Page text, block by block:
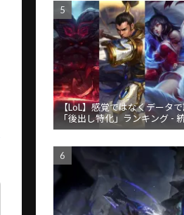
【LoL】感覚ではなくデータ
「後出し特化」ランキング -
話題